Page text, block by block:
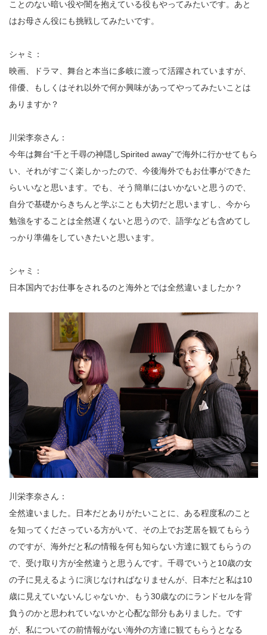
ことのない暗い役や闇を抱えている役もやってみたいです。あと
はお母さん役にも挑戦してみたいです。
シャミ：
映画、ドラマ、舞台と本当に多岐に渡って活躍されていますが、
俳優、もしくはそれ以外で何か興味があってやってみたいことは
ありますか？
川栄李奈さん：
今年は舞台“千と千尋の神隠しSpirited away”で海外に行かせてもら
い、それがすごく楽しかったので、今後海外でもお仕事ができた
らいいなと思います。でも、そう簡単にはいかないと思うので、
自分で基礎からきちんと学ぶことも大切だと思いますし、今から
勉強をすることは全然遅くないと思うので、語学なども含めてし
っかり準備をしていきたいと思います。
シャミ：
日本国内でお仕事をされるのと海外とでは全然違いましたか？
川栄李奈さん：
全然違いました。日本だとありがたいことに、ある程度私のこと
を知ってくださっている方がいて、その上でお芝居を観てもらう
のですが、海外だと私の情報を何も知らない方達に観てもらうの
で、受け取り方が全然違うと思うんです。千尋でいうと10歳の女
の子に見えるように演じなければなりませんが、日本だと私は10
歳に見えていないんじゃないか、もう30歳なのにランドセルを背
負うのかと思われていないかと心配な部分もありました。です
が、私についての前情報がない海外の方達に観てもらうとなる